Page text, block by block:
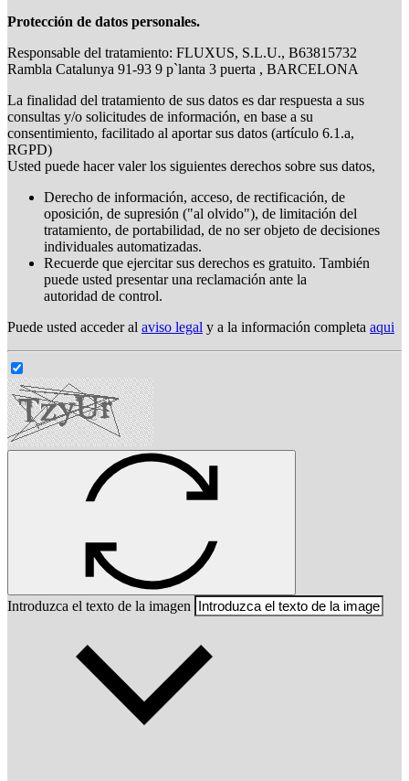
Protección de datos personales.
Responsable del tratamiento: FLUXUS, S.L.U., B63815732
Rambla Catalunya 91-93 9 p`lanta 3 puerta , BARCELONA
La finalidad del tratamiento de sus datos es dar respuesta a sus
consultas y/o solicitudes de información, en base a su
consentimiento, facilitado al aportar sus datos (artículo 6.1.a,
RGPD)
Usted puede hacer valer los siguientes derechos sobre sus datos,
Derecho de información, acceso, de rectificación, de
oposición, de supresión ("al olvido"), de limitación del
tratamiento, de portabilidad, de no ser objeto de decisiones
individuales automatizadas.
Recuerde que ejercitar sus derechos es gratuito. También
puede usted presentar una reclamación ante la
autoridad de control.
Puede usted acceder al aviso legal y a la información completa aqui
Introduzca el texto de la imagen